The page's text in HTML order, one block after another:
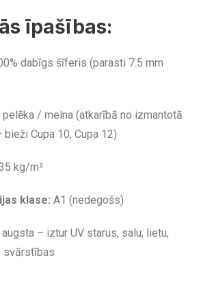
īpašības:
dabīgs šīferis (parasti 7.5 mm
pelēka / melna (atkarībā no izmantotā
Cupa 10, Cupa 12)
kg/m²
klase: A1 (nedegošs)
– iztur UV starus, salu, lietu,
svārstības